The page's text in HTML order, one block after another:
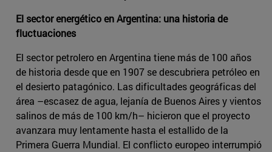
El sector energético en Argentina: una historia de
fluctuaciones
El sector petrolero en Argentina tiene más de 100 años
de historia desde que en 1907 se descubriera petróleo en
el desierto patagónico. Las dificultades geográficas del
área –escasez de agua, lejanía de Buenos Aires y vientos
salinos de más de 100 km/h– hicieron que el proyecto
avanzara muy lentamente hasta el estallido de la
Primera Guerra Mundial. El conflicto europeo interrumpió